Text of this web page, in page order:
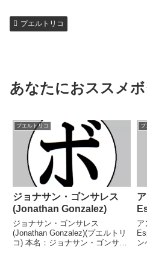
プエルトリコ
あなたにおススメ
プエルトリコ
ジョナサン・ゴンサレス
(Jonathan Gonzalez)
ジョナサン・ゴンサレス
(Jonathan Gonzalez)(プエルトリ
コ) 本名：ジョナサン・ゴンサレ
プ
ア
ン